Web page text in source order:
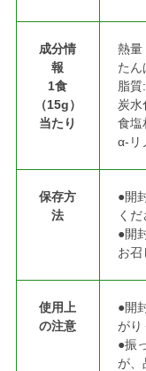
成分情
報
1食
（15g）
当たり
熱量
たん
脂質
炭水
食塩
α‐リ
保存方
法
●開
くだ
●開
お召
使用上
の注意
●開
がり
●振
が、